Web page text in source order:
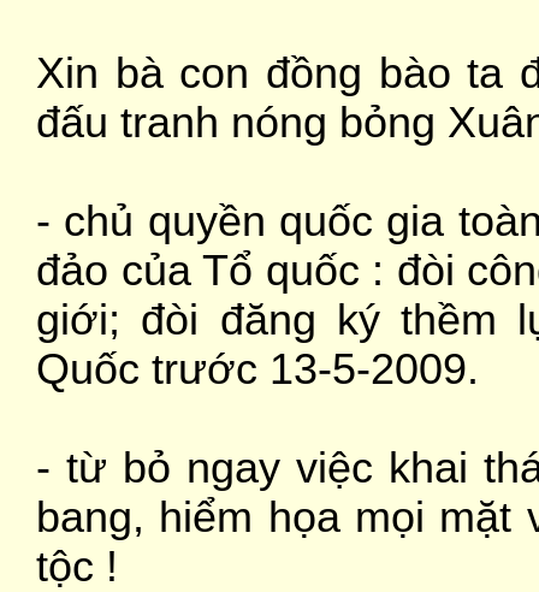
Xin bà con đồng bào ta
đấu tranh nóng bỏng
- chủ quyền quốc gia
đảo của Tổ quốc : đòi
giới; đòi đăng ký thềm
Quốc trước 13-5-2009.
- từ bỏ ngay việc khai
bang, hiểm họa mọi
tộc !